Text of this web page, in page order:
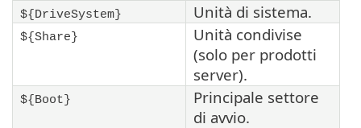
${DriveSystem} Unità di sistema.
${Share}
Unità condivise
(solo per prodotti
server).
${Boot}
Principale settore
di avvio.